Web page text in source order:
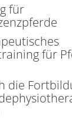
für
für
die